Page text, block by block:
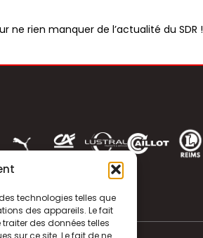
technologies telles que
des appareils. Le fait
des données telles
sur ce site. Le fait de ne
ne rien manquer de l’actualité du SDR !